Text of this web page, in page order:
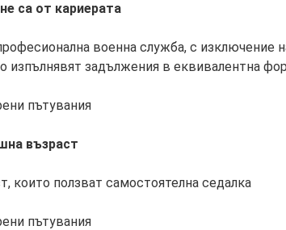
са от кариерата
военна служба, с изключение
изпълнявят задължения в еквивалентна
пътувания
възраст
които ползват самостоятелна седалка
пътувания